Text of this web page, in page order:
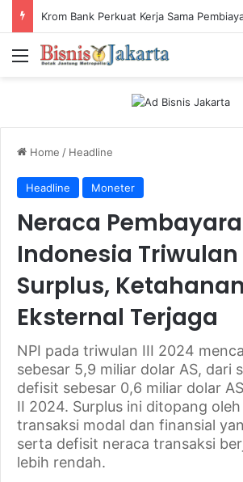
Menu
Home / Headline
Headline Moneter
Neraca
Indonesia Triwulan
Surplus,
Eksternal Terjaga
NPI pada triwulan III 2024
sebesar 5,9 miliar dolar AS, dari
defisit sebesar 0,6 miliar dolar
II 2024. Surplus ini ditopang
transaksi modal dan finansial
serta defisit neraca transaksi
lebih rendah.